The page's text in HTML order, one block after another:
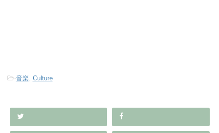
-音楽 Culture